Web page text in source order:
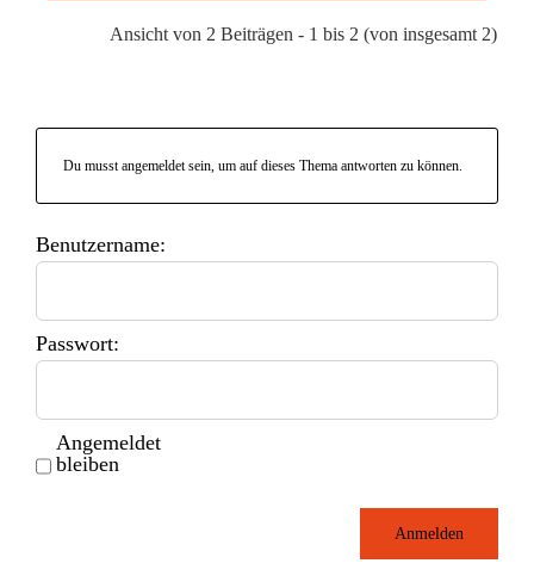
Ansicht von 2 Beiträgen - 1 bis 2 (von insgesamt 2)
Du musst angemeldet sein, um auf dieses Thema antworten zu können.
Benutzername:
Passwort:
Angemeldet
bleiben
Anmelden